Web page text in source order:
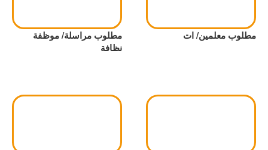
مطلوب معلمين/ ات
مطلوب مراسلة/ موظفة
نظافة